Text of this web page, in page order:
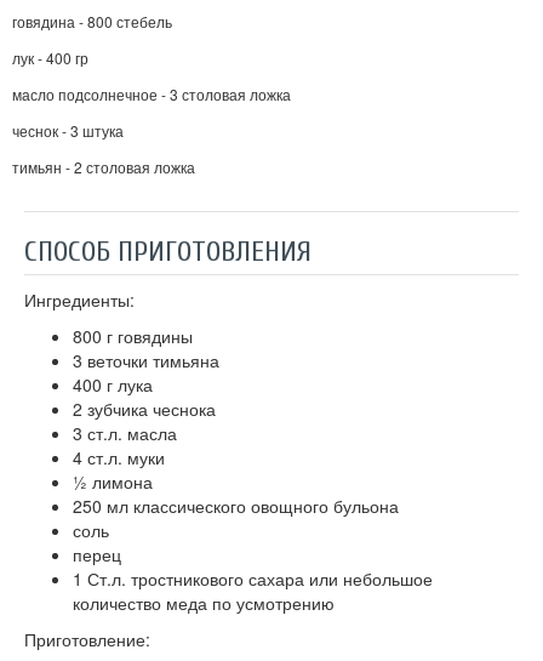
говядина - 800 стебель
лук - 400 гр
масло подсолнечное - 3 столовая ложка
чеснок - 3 штука
тимьян - 2 столовая ложка
СПОСОБ ПРИГОТОВЛЕНИЯ
Ингредиенты:
800 г говядины
3 веточки тимьяна
400 г лука
2 зубчика чеснока
3 ст.л. масла
4 ст.л. муки
½ лимона
250 мл классического овощного бульона
соль
перец
1 Ст.л. тростникового сахара или небольшое
количество меда по усмотрению
Приготовление: